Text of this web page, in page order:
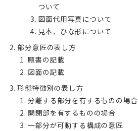
ついて
図面代用写真について
見本、ひな形について
部分意匠の表し方
願書の記載
図面の記載
形態特徴別の表し方
分離する部分を有するものの場合
開閉部を有するものの場合
一部分が可動する構成の意匠